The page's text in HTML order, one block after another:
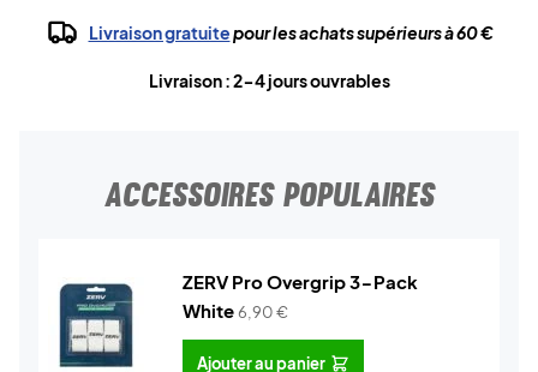
Livraison gratuitepour les achats supérieurs à 60 €
Livraison : 2-4 jours ouvrables
ACCESSOIRES POPULAIRES
ZERV Pro Overgrip 3-Pack
White6,90€
Ajouter au panier